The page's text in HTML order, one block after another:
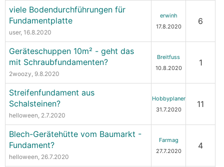
viele Bodendurchführungen für
Fundamentplatte
user, 16.8.2020
erwinh
17.8.2020
6
Geräteschuppen 10m² - geht das
mit Schraubfundamenten?
2woozy, 9.8.2020
Breitfuss
10.8.2020
1
Streifenfundament aus
Schalsteinen?
helloween, 2.7.2020
Hobbyplaner
31.7.2020
11
Blech-Gerätehütte vom Baumarkt -
Fundament?
helloween, 26.7.2020
Farmag
27.7.2020
4